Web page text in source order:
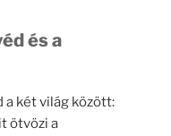
és a
a két világ között:
ötvözi a